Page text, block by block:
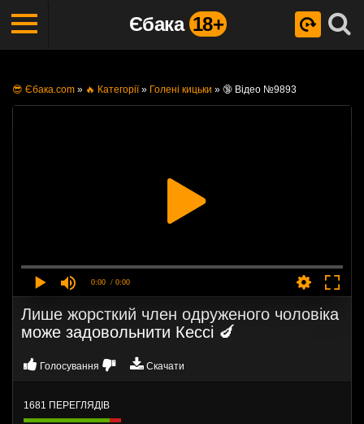
Єбака 18+
😎 Єбака.com » 🔥 Категорії» Голені кицьки » 🔞 Відео №9893
0:00 / 0:00
Лише жорсткий член одруженого чоловіка
може задовольнити Кессі 🍆
Голосування Скачати
1681 ПЕРЕГЛЯДІВ